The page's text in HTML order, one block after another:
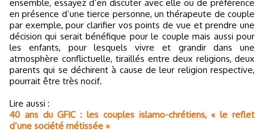
ensemble, essayez d’en discuter avec elle ou de préférence
en présence d’une tierce personne, un thérapeute de couple
par exemple, pour clarifier vos points de vue et prendre une
décision qui serait bénéfique pour le couple mais aussi pour
les enfants, pour lesquels vivre et grandir dans une
atmosphère conflictuelle, tiraillés entre deux religions, deux
parents qui se déchirent à cause de leur religion respective,
pourrait être très nocif.
Lire aussi :
40 ans du GFIC : les couples islamo-chrétiens, « le reflet
d’une société métissée »